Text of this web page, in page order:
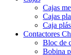
Cajas
Cajas
Caja
Contactores
Bloc de
Bobina